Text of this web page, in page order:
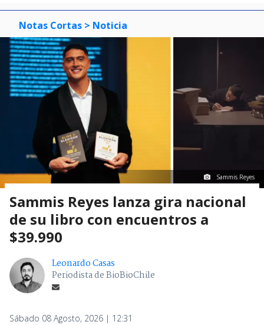
Notas Cortas > Noticia
Sammis Reyes
Sammis Reyes lanza gira nacional
de su libro con encuentros a
$39.990
Leonardo Casas
Periodista de BioBioChile
Sábado 08 Agosto, 2026 | 12:31